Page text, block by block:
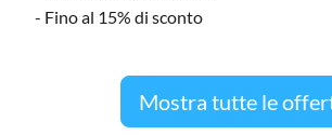
- Fino al 15% di sconto
Mostra tutte le